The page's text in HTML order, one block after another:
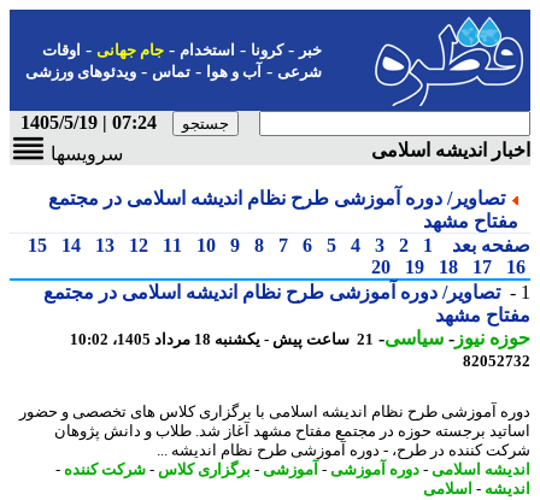
-کرونا-استخدام- جام جهانی-اوقات
شرعی-آب و هوا-تماس-ویدئوهای ورزشی
07:24 | 1405/5/19
اندیشه اسلامی
سرویسها
تصاویر/ دوره آموزشی طرح نظام اندیشه اسلامی در مجتمع
مشهد
بعد
1
2
3
4
5
6
7
8
9
10
11
12
13
14
15
17
18
19
20
تصاویر/ دوره آموزشی طرح نظام اندیشه اسلامی در مجتمع
مشهد
نیوز-سیاسی-21 ساعت پیش - یکشنبه 18 مرداد 1405، 10:02
آموزشی طرح نظام اندیشه اسلامی با برگزاری کلاس های تخصصی و حضور
برجسته حوزه در مجتمع مفتاح مشهد آغاز شد. طلاب و دانش پژوهان
کننده در طرح، - دوره آموزشی طرح نظام اندیشه ...
اسلامی-دوره آموزشی -آموزشی -برگزاری کلاس-شرکت کننده-
-اسلامی